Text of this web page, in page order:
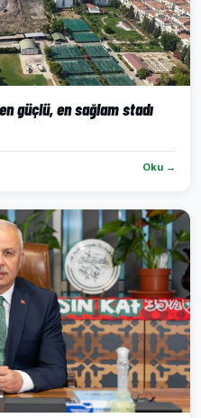
güçlü, en sağlam stadı
Oku →